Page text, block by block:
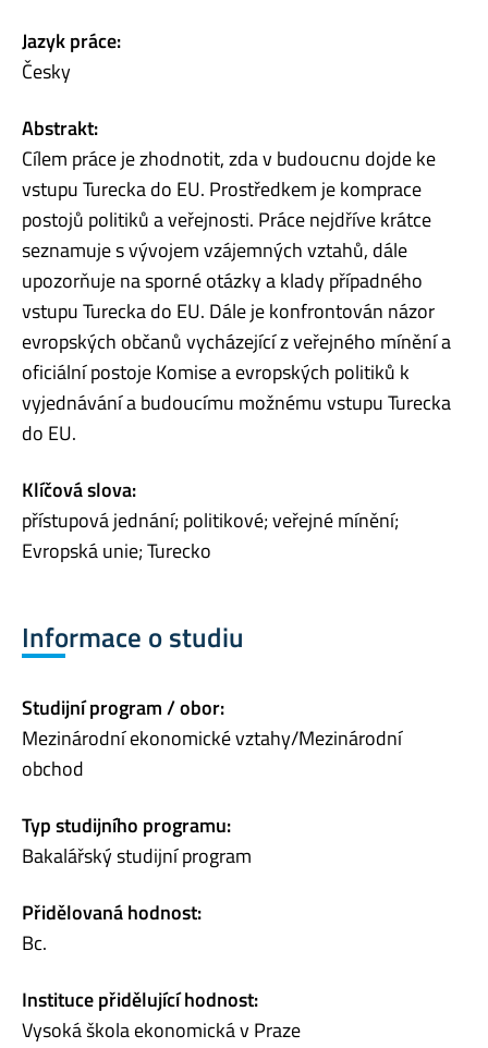
Jazyk práce:
Česky
Abstrakt:
Cílem práce je zhodnotit, zda v budoucnu dojde ke
vstupu Turecka do EU. Prostředkem je komprace
postojů politiků a veřejnosti. Práce nejdříve krátce
seznamuje s vývojem vzájemných vztahů, dále
upozorňuje na sporné otázky a klady případného
vstupu Turecka do EU. Dále je konfrontován názor
evropských občanů vycházející z veřejného mínění a
oficiální postoje Komise a evropských politiků k
vyjednávání a budoucímu možnému vstupu Turecka
do EU.
Klíčová slova:
přístupová jednání; politikové; veřejné mínění;
Evropská unie; Turecko
Informace o studiu
Studijní program / obor:
Mezinárodní ekonomické vztahy/Mezinárodní
obchod
Typ studijního programu:
Bakalářský studijní program
Přidělovaná hodnost:
Bc.
Instituce přidělující hodnost:
Vysoká škola ekonomická v Praze